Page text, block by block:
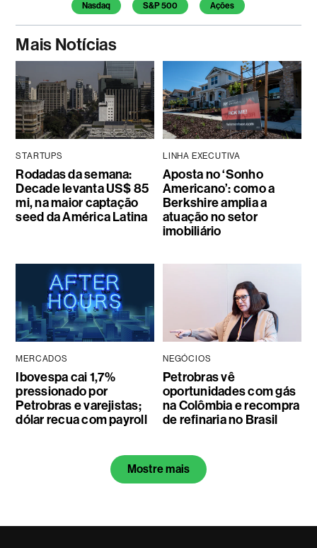
Nasdaq S&P 500 Ações
Mais Notícias
STARTUPS
Rodadas da semana:
Decade levanta US$ 85
mi, na maior captação
seed da América Latina
LINHA EXECUTIVA
Aposta no ‘Sonho
Americano’: como a
Berkshire amplia a
atuação no setor
imobiliário
MERCADOS
Ibovespa cai 1,7%
pressionado por
Petrobras e varejistas;
dólar recua com payroll
NEGÓCIOS
Petrobras vê
oportunidades com gás
na Colômbia e recompra
de refinaria no Brasil
Mostre mais